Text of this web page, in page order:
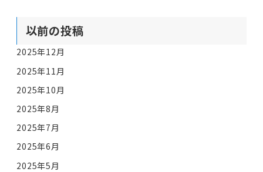
以前の投稿
2025年12月
2025年11月
2025年10月
2025年8月
2025年7月
2025年6月
2025年5月